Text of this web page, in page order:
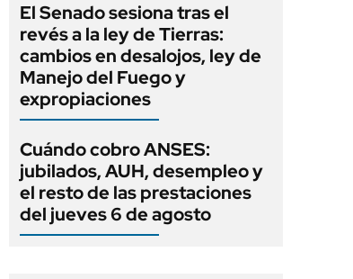
El Senado sesiona tras el
revés a la ley de Tierras:
cambios en desalojos, ley de
Manejo del Fuego y
expropiaciones
Cuándo cobro ANSES:
jubilados, AUH, desempleo y
el resto de las prestaciones
del jueves 6 de agosto